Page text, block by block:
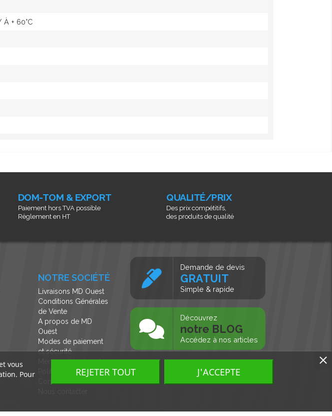
À + 60°c
DOM-TOM & EXPORT
Paiement hors TVA possible
Règlement en HT
QUALITÉ/PRIX
Des prix compétitifs,
des produits de qualité
NOTRE SOCIÉTÉ
Livraisons MD Ouest
Conditions Générales
de Vente
A propos de MD
Ouest
Modes de paiement
et sécurité
Mentions légales et
Politique de
Confidentialité
Demande de devis
GRATUIT
Simple & rapide
Découvrez
notre BLOG
Accédez à nos articles
vous
Pour
REJETER TOUT J'ACCEPTE